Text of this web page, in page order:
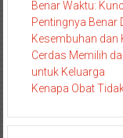
Benar Waktu:
Pentingnya Benar
Kesembuhan dan
Cerdas Memilih
untuk Keluarga
Kenapa Obat